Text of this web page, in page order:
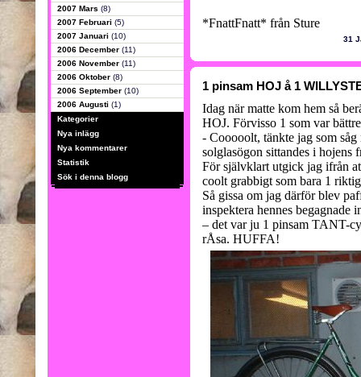
2007 Mars (8)
2007 Februari (5)
2007 Januari (10)
2006 December (11)
2006 November (11)
2006 Oktober (8)
2006 September (10)
2006 Augusti (1)
Kategorier
Nya inlägg
Nya kommentarer
Statistik
Sök i denna blogg
*FnattFnatt* från Sture
31
1 pinsam HOJ å 1
Idag när matte kom hem så
HOJ. Förvisso 1 som var
- Cooooolt, tänkte jag som
solglasögon sittandes i hojens
För självklart utgick jag ifrån
coolt grabbigt som bara 1
Så gissa om jag därför blev
inspektera hennes begagnade
– det var ju 1 pinsam TANT-
rÅsa. HUFFA!